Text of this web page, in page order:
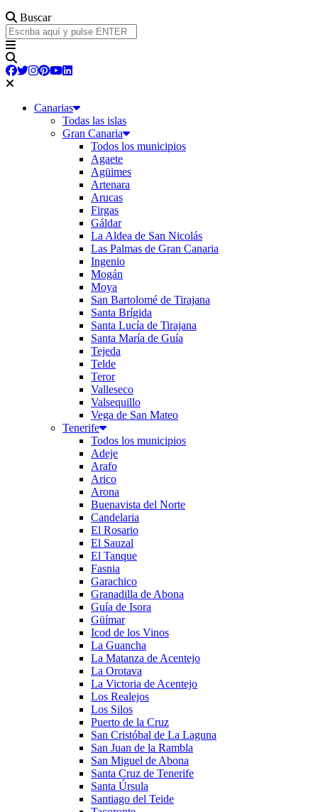
Buscar
Canarias
Todas las islas
Gran Canaria
Todos los municipios
Agaete
Agüimes
Artenara
Arucas
Firgas
Gáldar
La Aldea de San Nicolás
Las Palmas de Gran Canaria
Ingenio
Mogán
Moya
San Bartolomé de Tirajana
Santa Brígida
Santa Lucía de Tirajana
Santa María de Guía
Tejeda
Telde
Teror
Valleseco
Valsequillo
Vega de San Mateo
Tenerife
Todos los municipios
Adeje
Arafo
Arico
Arona
Buenavista del Norte
Candelaria
El Rosario
El Sauzal
El Tanque
Fasnia
Garachico
Granadilla de Abona
Guía de Isora
Güímar
Icod de los Vinos
La Guancha
La Matanza de Acentejo
La Orotava
La Victoria de Acentejo
Los Realejos
Los Silos
Puerto de la Cruz
San Cristóbal de La Laguna
San Juan de la Rambla
San Miguel de Abona
Santa Cruz de Tenerife
Santa Úrsula
Santiago del Teide